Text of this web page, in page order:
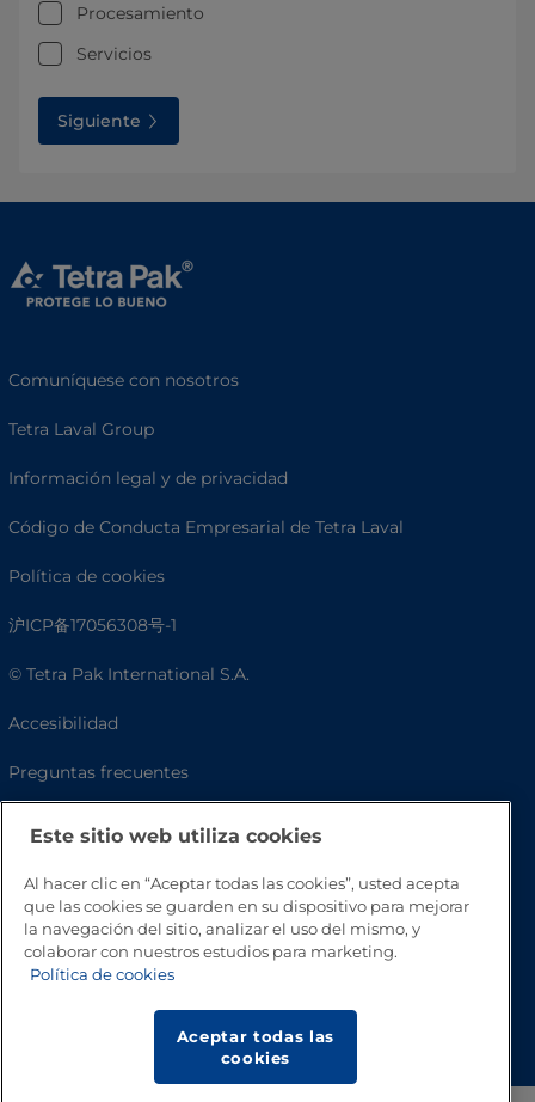
Procesamiento
Servicios
Siguiente
Comuníquese con nosotros
Tetra Laval Group
Información legal y de privacidad
Código de Conducta Empresarial de Tetra Laval
Política de cookies
沪ICP备17056308号-1
© Tetra Pak International S.A.
Accesibilidad
Preguntas frecuentes
Este sitio web utiliza cookies
Al hacer clic en “Aceptar todas las cookies”, usted acepta
que las cookies se guarden en su dispositivo para mejorar
la navegación del sitio, analizar el uso del mismo, y
colaborar con nuestros estudios para marketing.
Política de cookies
Aceptar todas las
cookies